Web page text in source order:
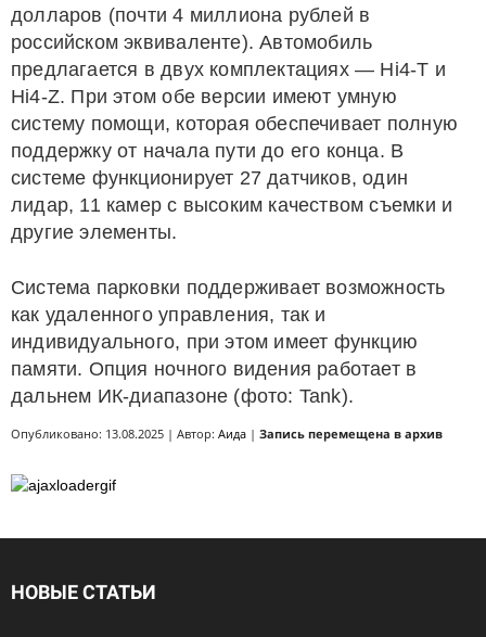
долларов (почти 4 миллиона рублей в
российском эквиваленте). Автомобиль
предлагается в двух комплектациях — Hi4-T и
Hi4-Z. При этом обе версии имеют умную
систему помощи, которая обеспечивает полную
поддержку от начала пути до его конца. В
системе функционирует 27 датчиков, один
лидар, 11 камер с высоким качеством съемки и
другие элементы.
Система парковки поддерживает возможность
как удаленного управления, так и
индивидуального, при этом имеет функцию
памяти. Опция ночного видения работает в
дальнем ИК-диапазоне (фото: Tank).
Опубликовано: 13.08.2025 | Автор: Аида | Запись перемещена в архив
НОВЫЕ СТАТЬИ